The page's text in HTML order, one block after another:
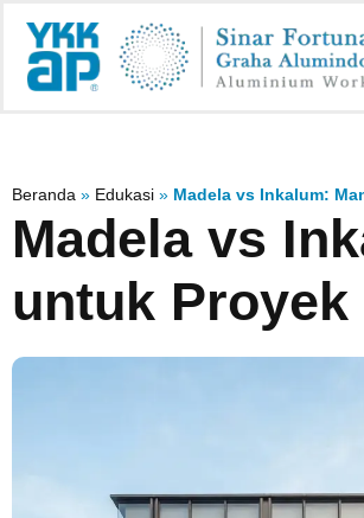
Beranda » Edukasi » Madela vs Inkalum:
Madela vs
untuk Proyek